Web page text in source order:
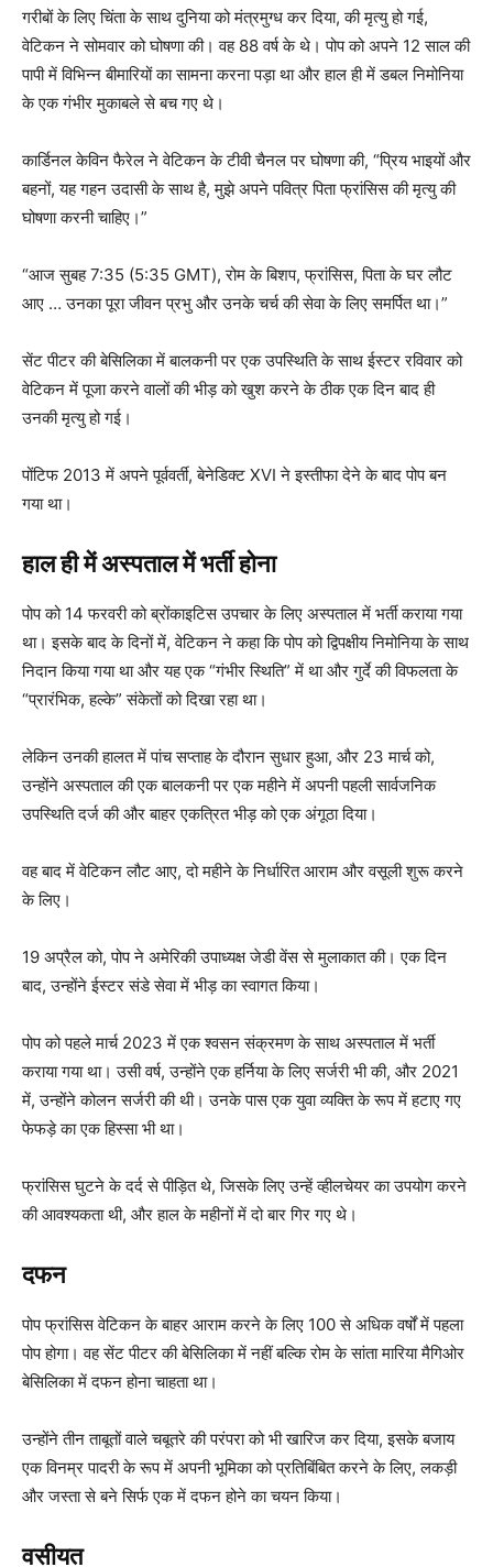
गरीबों के लिए चिंता के साथ दुनिया को मंत्रमुग्ध कर दिया, की मृत्यु हो गई,
वेटिकन ने सोमवार को घोषणा की। वह 88 वर्ष के थे। पोप को अपने 12 साल की
पापी में विभिन्न बीमारियों का सामना करना पड़ा था और हाल ही में डबल निमोनिया
के एक गंभीर मुकाबले से बच गए थे।
कार्डिनल केविन फैरेल ने वेटिकन के टीवी चैनल पर घोषणा की, “प्रिय भाइयों और
बहनों, यह गहन उदासी के साथ है, मुझे अपने पवित्र पिता फ्रांसिस की मृत्यु की
घोषणा करनी चाहिए।”
“आज सुबह 7:35 (5:35 GMT), रोम के बिशप, फ्रांसिस, पिता के घर लौट
आए … उनका पूरा जीवन प्रभु और उनके चर्च की सेवा के लिए समर्पित था।”
सेंट पीटर की बेसिलिका में बालकनी पर एक उपस्थिति के साथ ईस्टर रविवार को
वेटिकन में पूजा करने वालों की भीड़ को खुश करने के ठीक एक दिन बाद ही
उनकी मृत्यु हो गई।
पोंटिफ 2013 में अपने पूर्ववर्ती, बेनेडिक्ट XVI ने इस्तीफा देने के बाद पोप बन
गया था।
हाल ही में अस्पताल में भर्ती होना
पोप को 14 फरवरी को ब्रोंकाइटिस उपचार के लिए अस्पताल में भर्ती कराया गया
था। इसके बाद के दिनों में, वेटिकन ने कहा कि पोप को द्विपक्षीय निमोनिया के साथ
निदान किया गया था और यह एक “गंभीर स्थिति” में था और गुर्दे की विफलता के
“प्रारंभिक, हल्के” संकेतों को दिखा रहा था।
लेकिन उनकी हालत में पांच सप्ताह के दौरान सुधार हुआ, और 23 मार्च को,
उन्होंने अस्पताल की एक बालकनी पर एक महीने में अपनी पहली सार्वजनिक
उपस्थिति दर्ज की और बाहर एकत्रित भीड़ को एक अंगूठा दिया।
वह बाद में वेटिकन लौट आए, दो महीने के निर्धारित आराम और वसूली शुरू करने
के लिए।
19 अप्रैल को, पोप ने अमेरिकी उपाध्यक्ष जेडी वेंस से मुलाकात की। एक दिन
बाद, उन्होंने ईस्टर संडे सेवा में भीड़ का स्वागत किया।
पोप को पहले मार्च 2023 में एक श्वसन संक्रमण के साथ अस्पताल में भर्ती
कराया गया था। उसी वर्ष, उन्होंने एक हर्निया के लिए सर्जरी भी की, और 2021
में, उन्होंने कोलन सर्जरी की थी। उनके पास एक युवा व्यक्ति के रूप में हटाए गए
फेफड़े का एक हिस्सा भी था।
फ्रांसिस घुटने के दर्द से पीड़ित थे, जिसके लिए उन्हें व्हीलचेयर का उपयोग करने
की आवश्यकता थी, और हाल के महीनों में दो बार गिर गए थे।
दफन
पोप फ्रांसिस वेटिकन के बाहर आराम करने के लिए 100 से अधिक वर्षों में पहला
पोप होगा। वह सेंट पीटर की बेसिलिका में नहीं बल्कि रोम के सांता मारिया मैगिओर
बेसिलिका में दफन होना चाहता था।
उन्होंने तीन ताबूतों वाले चबूतरे की परंपरा को भी खारिज कर दिया, इसके बजाय
एक विनम्र पादरी के रूप में अपनी भूमिका को प्रतिबिंबित करने के लिए, लकड़ी
और जस्ता से बने सिर्फ एक में दफन होने का चयन किया।
वसीयत